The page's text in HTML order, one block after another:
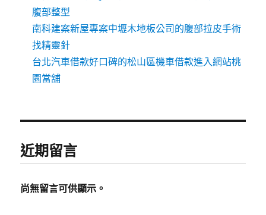
腹部整型
南科建案新屋專案中壢木地板公司的腹部拉皮手術
找精靈針
台北汽車借款好口碑的松山區機車借款進入網站桃
園當舖
近期留言
尚無留言可供顯示。